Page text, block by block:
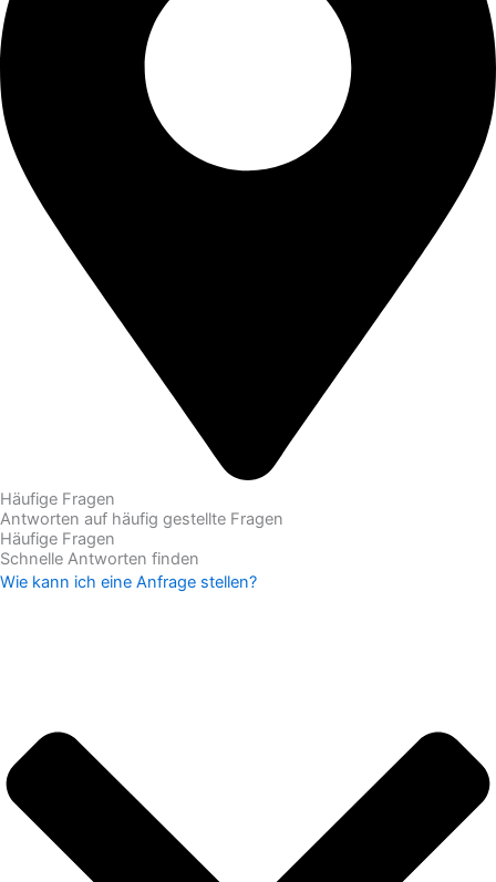
Häufige Fragen
Antworten auf häufig gestellte Fragen
Häufige Fragen
Schnelle Antworten finden
Wie kann ich eine Anfrage stellen?